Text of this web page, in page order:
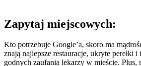
Zapytaj miejscowych:
Kto potrzebuje Google’a, skoro ma
znają najlepsze restauracje, ukryte perełki
godnych zaufania lekarzy w mieście. Plus,